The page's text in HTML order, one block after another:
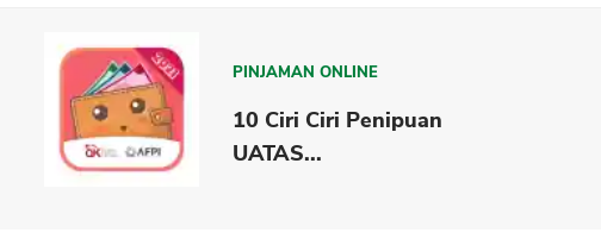
PINJAMAN ONLINE
10 Ciri Ciri Penipuan
UATAS...